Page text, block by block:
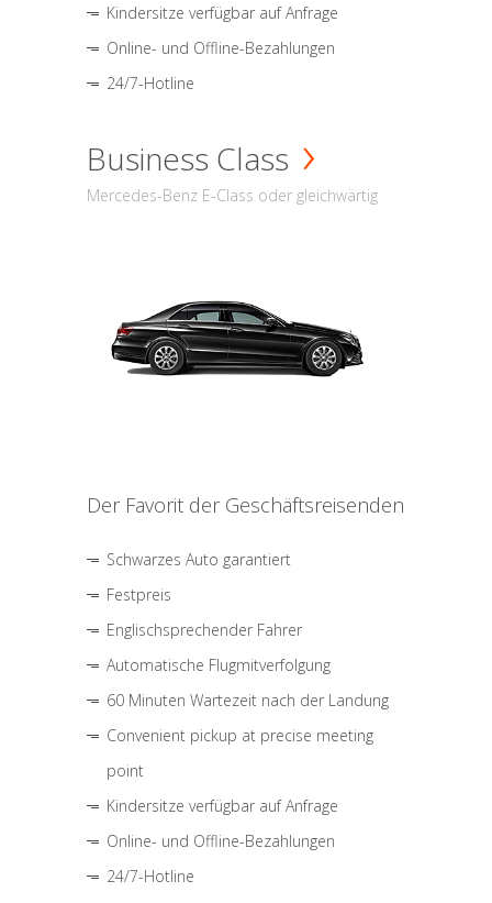
Kindersitze verfügbar auf Anfrage
Online- und Offline-Bezahlungen
24/7-Hotline
Business Class
Mercedes-Benz E-Class oder gleichwärtig
Der Favorit der Geschäftsreisenden
Schwarzes Auto garantiert
Festpreis
Englischsprechender Fahrer
Automatische Flugmitverfolgung
60 Minuten Wartezeit nach der Landung
Convenient pickup at precise meeting
point
Kindersitze verfügbar auf Anfrage
Online- und Offline-Bezahlungen
24/7-Hotline